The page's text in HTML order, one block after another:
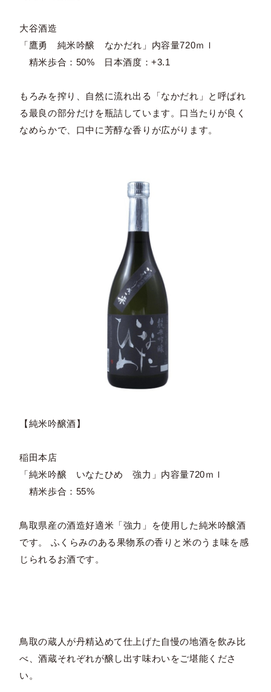
大谷酒造
「鷹勇 純米吟醸 なかだれ」内容量720ｍｌ
精米歩合：50% 日本酒度：+3.1
もろみを搾り、自然に流れ出る「なかだれ」と呼ばれ
る最良の部分だけを瓶詰しています。口当たりが良く
なめらかで、口中に芳醇な香りが広がります。
【純米吟醸酒】
稲田本店
「純米吟醸 いなたひめ 強力」内容量720ｍｌ
精米歩合：55%
鳥取県産の酒造好適米「強力」を使用した純米吟醸酒
です。 ふくらみのある果物系の香りと米のうま味を感
じられるお酒です。
鳥取の蔵人が丹精込めて仕上げた自慢の地酒を飲み比
べ、酒蔵それぞれが醸し出す味わいをご堪能くださ
い。